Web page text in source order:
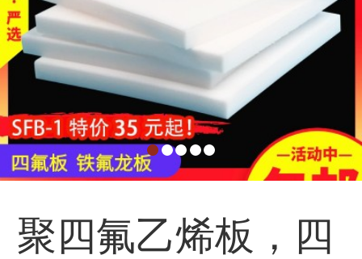
聚四氟乙烯板，四